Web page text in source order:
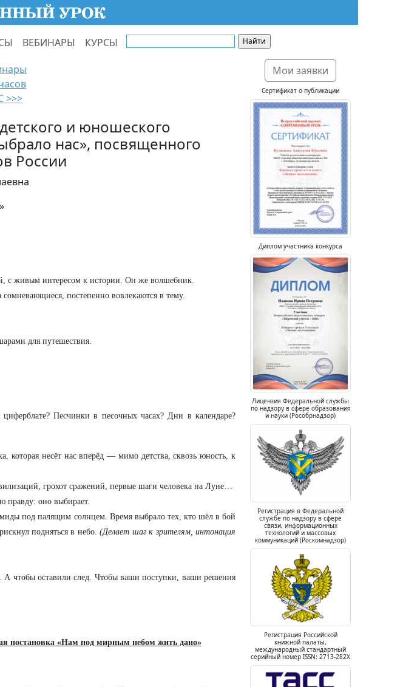
ВЕБИНАРЫ КУРСЫ
>>>
и юношеского
нас», посвященного
России
с живым интересом к истории. Он же волшебник.
постепенно вовлекаются в тему.
для путешествия.
Песчинки в песочных часах? Дни в календаре?
которая несёт нас вперёд — мимо детства, сквозь юность, к
грохот сражений, первые шаги человека на Луне…
правду: оно выбирает.
под палящим солнцем. Время выбрало тех, кто шёл в бой
подняться в небо.(Делает шаг к зрителям, интонация
чтобы оставили след. Чтобы ваши поступки, ваши решения
постановка «Нам под мирным небом жить дано»
Мои заявки
Сертификат о публикации
Диплом участника конкурса
Лицензия Федеральной службы
по надзору в сфере образования
и науки (Рособрнадзор)
Регистрация в Федеральной
службе по надзору в сфере
связи, информационных
технологий и массовых
коммуникаций (Роскомнадзор)
Регистрация Российской
книжной палаты,
международный стандартный
серийный номер ISSN: 2713-282X